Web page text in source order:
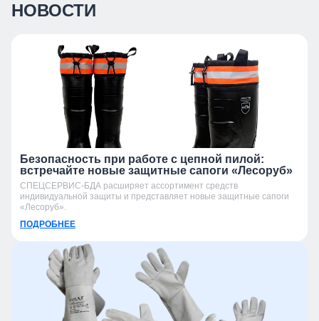
НОВОСТИ
Безопасность при работе с цепной пилой:
встречайте новые защитные сапоги «Лесоруб»
СПЕЦСЕРВИС-БДА расширяет ассортимент средств
индивидуальной защиты и представляет новые защитные сапоги
«Лесоруб».
ПОДРОБНЕЕ